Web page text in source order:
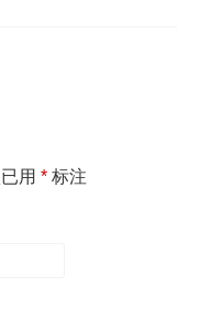
已用* 标注